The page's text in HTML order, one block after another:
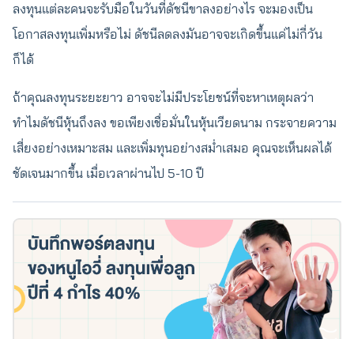
ลงทุนแต่ละคนจะรับมือในวันที่ดัชนีขาลงอย่างไร จะมองเป็น
โอกาสลงทุนเพิ่มหรือไม่ ดัชนีลดลงมันอาจจะเกิดขึ้นแค่ไม่กี่วัน
ก็ได้
ถ้าคุณลงทุนระยะยาว อาจจะไม่มีประโยชน์ที่จะหาเหตุผลว่า
ทำไมดัชนีหุ้นถึงลง ขอเพียงเชื่อมั่นในหุ้นเวียดนาม กระจายความ
เสี่ยงอย่างเหมาะสม และเพิ่มทุนอย่างสม่ำเสมอ คุณจะเห็นผลได้
ชัดเจนมากขึ้น เมื่อเวลาผ่านไป 5-10 ปี